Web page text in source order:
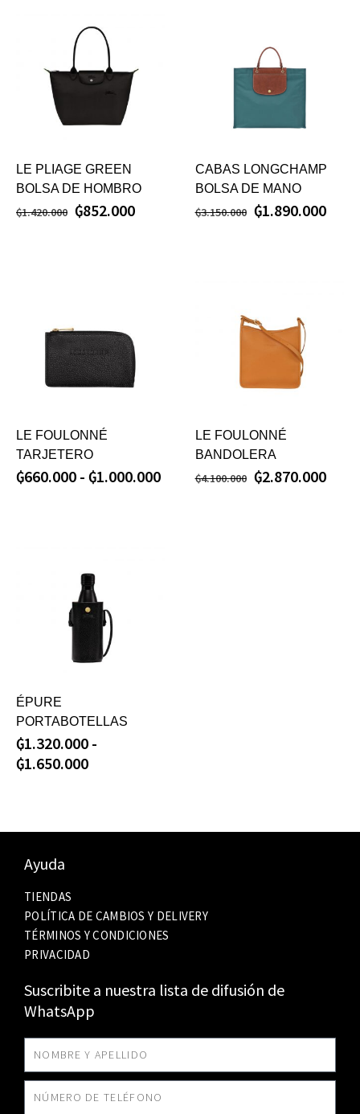
LE PLIAGE GREEN
BOLSA DE HOMBRO
₲1.420.000 ₲852.000
CABAS LONGCHAMP
BOLSA DE MANO
₲3.150.000 ₲1.890.000
LE FOULONNÉ
TARJETERO
₲660.000 - ₲1.000.000
LE FOULONNÉ
BANDOLERA
₲4.100.000 ₲2.870.000
ÉPURE
PORTABOTELLAS
₲1.320.000 -
₲1.650.000
Ayuda
TIENDAS
POLÍTICA DE CAMBIOS Y DELIVERY
TÉRMINOS Y CONDICIONES
PRIVACIDAD
Suscribite a nuestra lista de difusión de
WhatsApp